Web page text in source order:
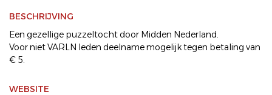
BESCHRIJVING
Een gezellige puzzeltocht door Midden Nederland.
Voor niet VARLN leden deelname mogelijk tegen betaling van
€ 5.
WEBSITE